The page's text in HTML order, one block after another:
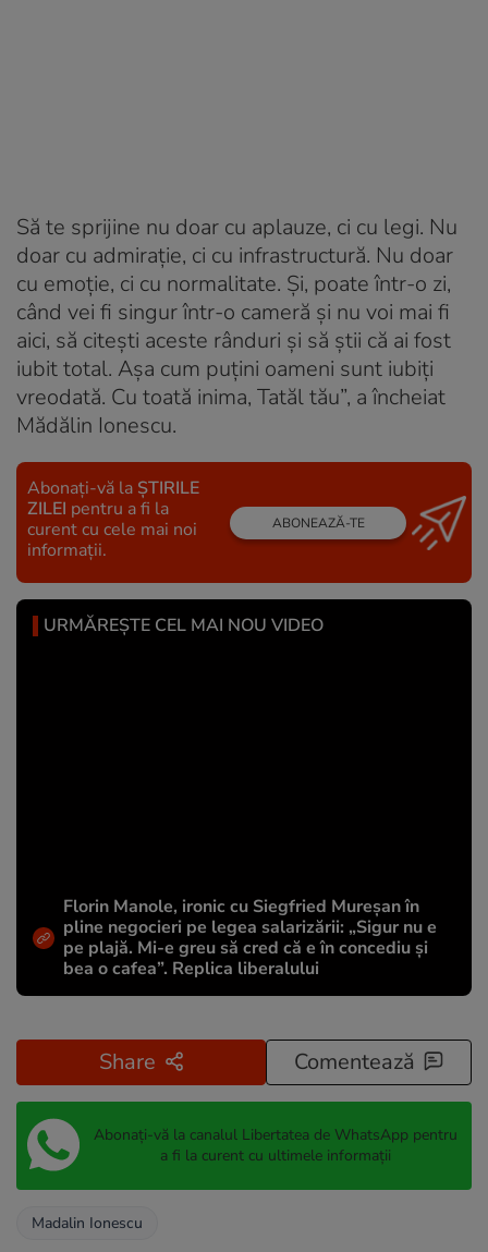
Să te sprijine nu doar cu aplauze, ci cu legi. Nu
doar cu admirație, ci cu infrastructură. Nu doar
cu emoție, ci cu normalitate. Și, poate într-o zi,
când vei fi singur într-o cameră și nu voi mai fi
aici, să citești aceste rânduri și să știi că ai fost
iubit total. Așa cum puțini oameni sunt iubiți
vreodată. Cu toată inima, Tatăl tău”, a încheiat
Mădălin Ionescu.
Abonați-vă la ȘTIRILE
ZILEI pentru a fi la
curent cu cele mai noi
informații.
ABONEAZĂ-TE
URMĂREȘTE CEL MAI NOU VIDEO
Florin Manole, ironic cu Siegfried Mureșan în
pline negocieri pe legea salarizării: „Sigur nu e
pe plajă. Mi-e greu să cred că e în concediu și
bea o cafea”. Replica liberalului
Share Comentează
Abonați-vă la canalul Libertatea de WhatsApp pentru
a fi la curent cu ultimele informații
Madalin Ionescu